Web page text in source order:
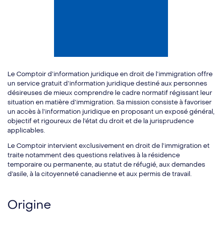
Le Comptoir d’information juridique en droit de l’immigration offre
un service gratuit d’information juridique destiné aux personnes
désireuses de mieux comprendre le cadre normatif régissant leur
situation en matière d’immigration. Sa mission consiste à favoriser
un accès à l’information juridique en proposant un exposé général,
objectif et rigoureux de l’état du droit et de la jurisprudence
applicables.
Le Comptoir intervient exclusivement en droit de l’immigration et
traite notamment des questions relatives à la résidence
temporaire ou permanente, au statut de réfugié, aux demandes
d’asile, à la citoyenneté canadienne et aux permis de travail.
Origine